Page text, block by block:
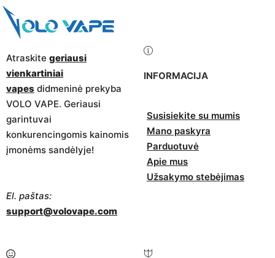
Atraskite geriausi
vienkartiniai
vapes didmeninė prekyba
VOLO VAPE. Geriausi
garintuvai
konkurencingomis kainomis
įmonėms sandėlyje!
El. paštas:
support@volovape.com
INFORMACIJA
Susisiekite su mumis
Mano paskyra
Parduotuvė
Apie mus
Užsakymo stebėjimas